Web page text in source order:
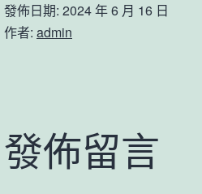
發佈日期: 2024 年 6 月 16 日
作者: admin
發佈留言